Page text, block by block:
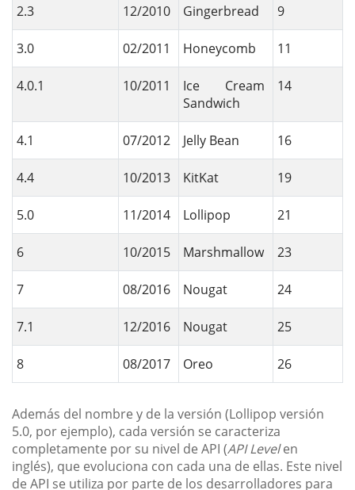
2.3 12/2010 Gingerbread 9
3.0 02/2011 Honeycomb 11
4.0.1 10/2011
Ice Cream
Sandwich
14
4.1 07/2012 Jelly Bean 16
4.4 10/2013 KitKat 19
5.0 11/2014 Lollipop 21
6 10/2015 Marshmallow 23
7 08/2016 Nougat 24
7.1 12/2016 Nougat 25
8 08/2017 Oreo 26
Además del nombre y de la versión (Lollipop versión
5.0, por ejemplo), cada versión se caracteriza
completamente por su nivel de API (API Levelen
inglés), que evoluciona con cada una de ellas. Este nivel
de API se utiliza por parte de los desarrolladores para